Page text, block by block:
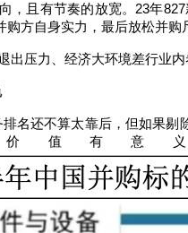
，且有节奏的放宽。 23年827
购方自身实力，最后放松并购
出压力、经济大环境差行业
名还不算太靠后，但如果剔
值有意